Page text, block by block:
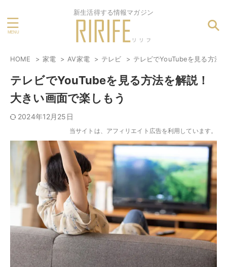
新生活得する情報マガジン
HOME 家電 AV家電 テレビ テレビでYouTubeを見る方法
テレビでYouTubeを見る方法を解説！
大きい画面で楽しもう
2024年12月25日
当サイトは、アフィリエイト広告を利用しています。